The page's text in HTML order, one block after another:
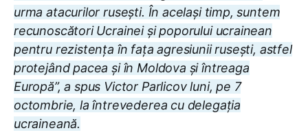
urma atacurilor rusești. În același timp, suntem
recunoscători Ucrainei și poporului ucrainean
pentru rezistența în fața agresiunii rusești, astfel
protejând pacea și în Moldova și întreaga
Europă”, a spus Victor Parlicov luni, pe 7
octombrie, la întrevederea cu delegația
ucraineană.